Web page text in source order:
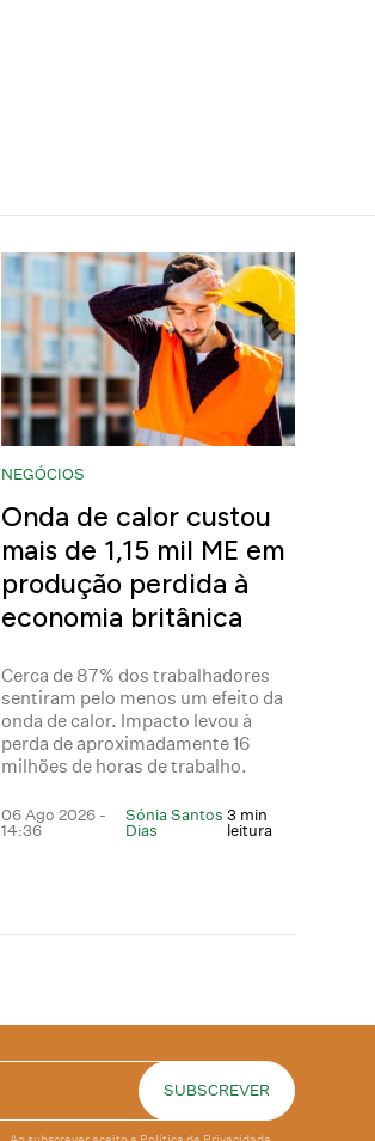
NEGÓCIOS
Onda de calor custou
mais de 1,15 mil ME em
produção perdida à
economia britânica
Cerca de 87% dos trabalhadores
sentiram pelo menos um efeito da
onda de calor. Impacto levou à
perda de aproximadamente 16
milhões de horas de trabalho.
06 Ago 2026 -
14:36
Sónia Santos
Dias
3 min
leitura